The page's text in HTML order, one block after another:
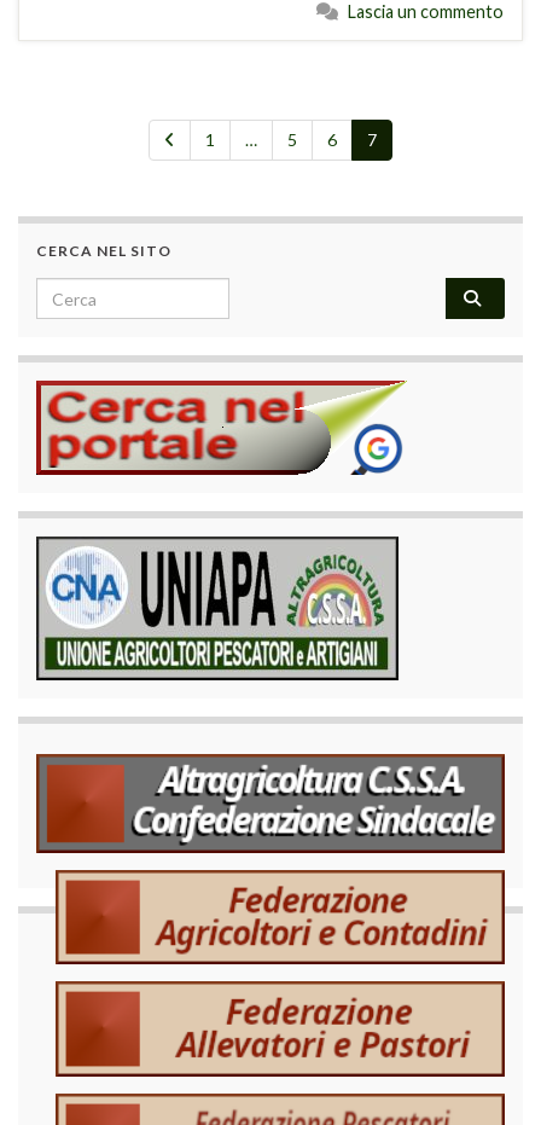
Lascia un commento
1 … 5 6 7
CERCA NEL SITO
Search for: